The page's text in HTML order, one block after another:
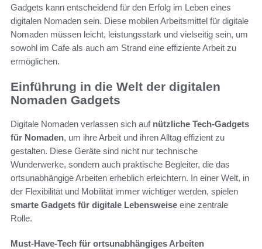
Gadgets kann entscheidend für den Erfolg im Leben eines
digitalen Nomaden sein. Diese mobilen Arbeitsmittel für digitale
Nomaden müssen leicht, leistungsstark und vielseitig sein, um
sowohl im Cafe als auch am Strand eine effiziente Arbeit zu
ermöglichen.
Einführung in die Welt der digitalen
Nomaden Gadgets
Digitale Nomaden verlassen sich auf nützliche Tech-Gadgets
für Nomaden, um ihre Arbeit und ihren Alltag effizient zu
gestalten. Diese Geräte sind nicht nur technische
Wunderwerke, sondern auch praktische Begleiter, die das
ortsunabhängige Arbeiten erheblich erleichtern. In einer Welt, in
der Flexibilität und Mobilität immer wichtiger werden, spielen
smarte Gadgets für digitale Lebensweise eine zentrale
Rolle.
Must-Have-Tech für ortsunabhängiges Arbeiten